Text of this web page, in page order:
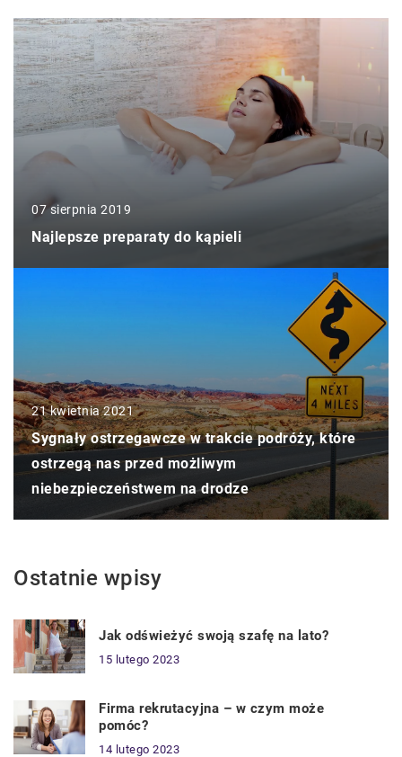
07 sierpnia 2019
Najlepsze preparaty do kąpieli
21 kwietnia 2021
Sygnały ostrzegawcze w trakcie podróży, które
ostrzegą nas przed możliwym
niebezpieczeństwem na drodze
Ostatnie wpisy
Jak odświeżyć swoją szafę na lato?
15 lutego 2023
Firma rekrutacyjna – w czym może
pomóc?
14 lutego 2023